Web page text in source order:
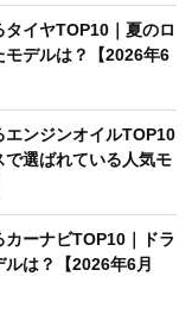
タイヤTOP10｜夏のロ
モデルは？【2026年6
エンジンオイルTOP10
で選ばれている人気モ
カーナビTOP10｜ドラ
は？【2026年6月